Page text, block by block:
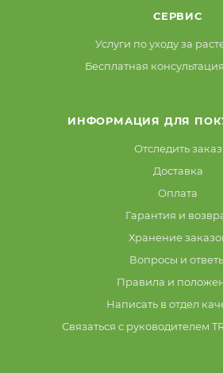
СЕРВИС
Услуги по уходу за
Бесплатная
ИНФОРМАЦИЯ ДЛЯ
Отследить заказ
Доставка
Оплата
Гарантия и
Хранение
Вопросы и
Правила и
Написать в отдел
Связаться с руководителем